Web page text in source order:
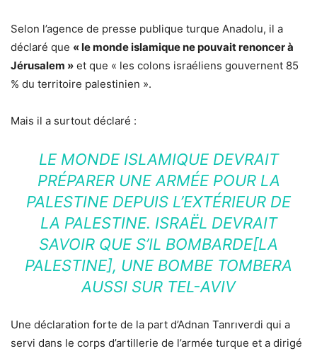
Selon l’agence de presse publique turque Anadolu, il a
déclaré que « le monde islamique ne pouvait renoncer à
Jérusalem » et que « les colons israéliens gouvernent 85
% du territoire palestinien ».
Mais il a surtout déclaré :
LE MONDE ISLAMIQUE DEVRAIT
PRÉPARER UNE ARMÉE POUR LA
PALESTINE DEPUIS L’EXTÉRIEUR DE
LA PALESTINE. ISRAËL DEVRAIT
SAVOIR QUE S’IL BOMBARDE[LA
PALESTINE], UNE BOMBE TOMBERA
AUSSI SUR TEL-AVIV
Une déclaration forte de la part d’Adnan Tanrıverdi qui a
servi dans le corps d’artillerie de l’armée turque et a dirigé